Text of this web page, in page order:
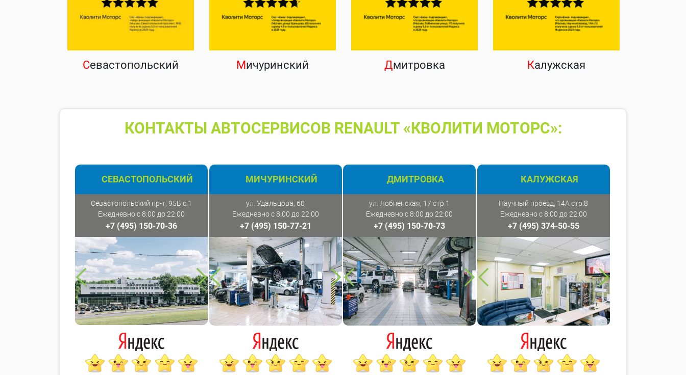
Севастопольский Мичуринский Дмитровка Калужская
КОНТАКТЫ АВТОСЕРВИСОВ RENAULT «КВОЛИТИ МОТОРС»:
СЕВАСТОПОЛЬСКИЙ
Севастопольский пр-т, 95Б с.1
Ежедневно с 8:00 до 22:00
+7 (495) 150-70-36
МИЧУРИНСКИЙ
ул. Удальцова, 60
Ежедневно с 8:00 до 22:00
+7 (495) 150-77-21
ДМИТРОВКА
ул. Лобненская, 17 стр 1
Ежедневно с 8:00 до 22:00
+7 (495) 150-70-73
КАЛУЖСКАЯ
Научный проезд, 14А стр.8
Ежедневно с 8:00 до 22:00
+7 (495) 374-50-55